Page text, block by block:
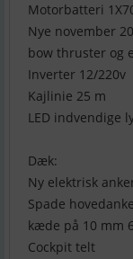
Motorbatteri
Nye november
bow thruster og
Inverter 12/220v
Kajlinie 25 m
LED indvendige
Dæk:
Ny elektrisk
Spade
kæde på 10 mm
Cockpit telt